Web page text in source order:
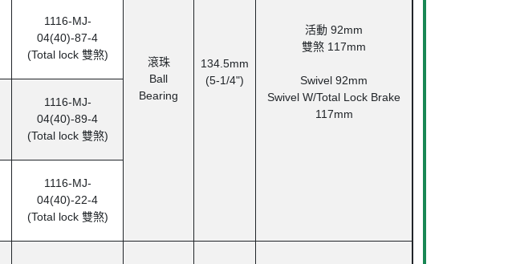
滾珠
Ball
Bearing
134.5mm
(5-1/4")
活動 92mm
雙煞 117mm
Swivel 92mm
Swivel W/Total Lock Brake
117mm
1116-MJ-
04(40)-87-4
(Total lock 雙煞)
1116-MJ-
04(40)-89-4
(Total lock 雙煞)
1116-MJ-
04(40)-22-4
(Total lock 雙煞)